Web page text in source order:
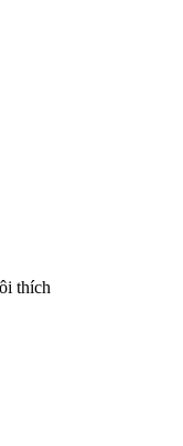
thích